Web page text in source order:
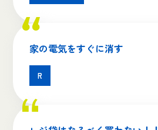
家の電気をすぐに消す
R